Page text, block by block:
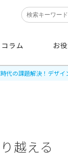
条件から探す
コラム お
代の課題解決！デザ
越える